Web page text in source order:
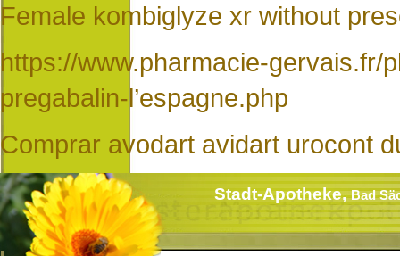
Female kombiglyze xr without
https://www.pharmacie-gervais.fr/
pregabalin-l’espagne.php
Comprar avodart avidart urocont
Stadt-Apotheke,Bad